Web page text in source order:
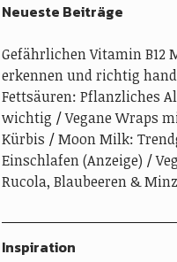
Neueste Beiträge
Gefährlichen Vitamin B12
erkennen und richtig
Fettsäuren: Pflanzliches
wichtig
Vegane Wraps
Kürbis
Moon Milk:
Einschlafen (Anzeige)
Rucola, Blaubeeren &
Inspiration